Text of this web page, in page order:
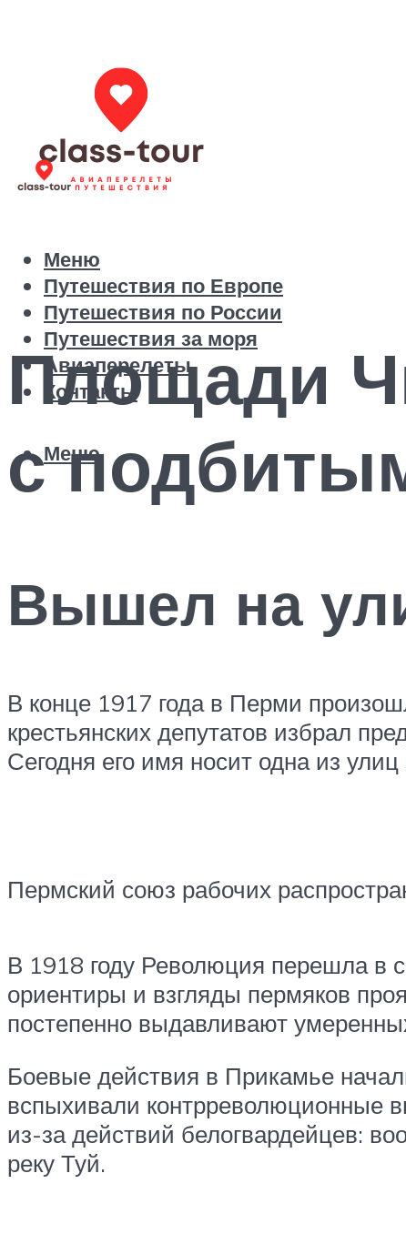
Путешествия по Европе
Путешествия по России
Путешествия за моря
Авиаперелеты
Контакты
Меню
Меню
Площади
с
Вышел на
В конце 1917 года в Перми
крестьянских депутатов избрал
Сегодня его имя носит одна из
Пермский союз рабочих
В 1918 году Революция перешла в
ориентиры и взгляды пермяков
постепенно выдавливают
Боевые действия в Прикамье
вспыхивали контрреволюционные
из-за действий белогвардейцев:
реку Туй.